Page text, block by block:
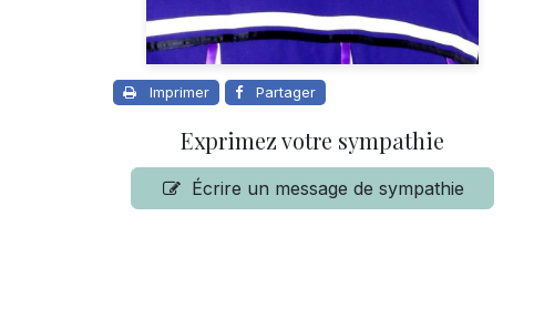
Imprimer Partager
Exprimez votre sympathie
Écrire un message de sympathie